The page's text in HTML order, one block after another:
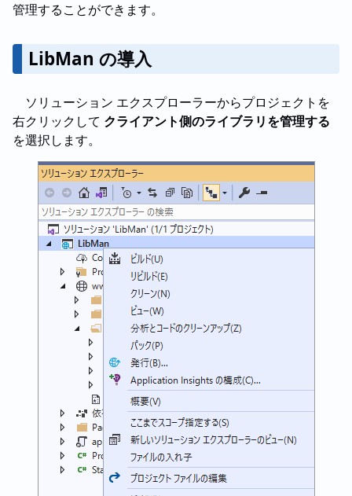
管理することができます。
LibMan の導入
ソリューション エクスプローラーからプロジェクトを
右クリックして クライアント側のライブラリを管理する
を選択します。